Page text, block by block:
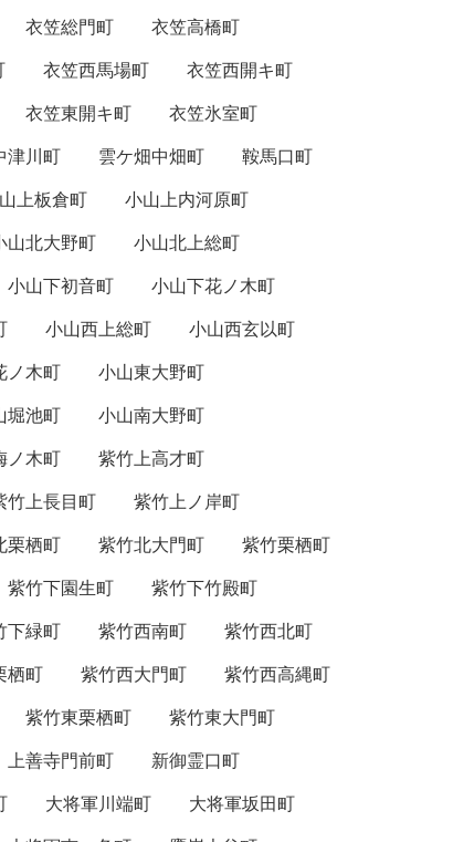
衣笠総門町
衣笠高橋町
衣笠西馬場町
衣笠西開キ町
衣笠東開キ町
衣笠氷室町
津川町 雲ケ畑中畑町
鞍馬口町
上板倉町
小山上内河原町
山北大野町
小山北上総町
小山下初音町
小山下花ノ木町
小山西上総町
小山西玄以町
ノ木町
小山東大野町
堀池町
小山南大野町
ノ木町
紫竹上高才町
竹上長目町
紫竹上ノ岸町
栗栖町 紫竹北大門町
紫竹栗栖町
紫竹下園生町
紫竹下竹殿町
下緑町 紫竹西南町
紫竹西北町
栖町 紫竹西大門町
紫竹西高縄町
紫竹東栗栖町
紫竹東大門町
上善寺門前町
新御霊口町
大将軍川端町
大将軍坂田町